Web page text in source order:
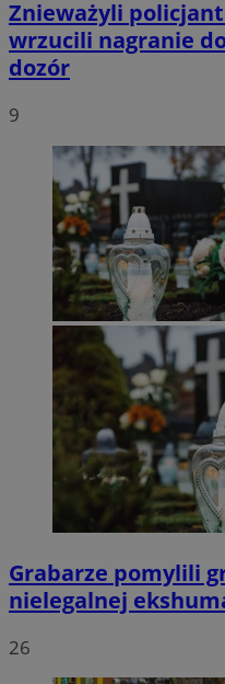
Znieważyli
wrzucili nagranie
dozór
9
Grabarze pomylili
nielegalnej
26